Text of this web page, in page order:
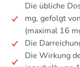
Die übliche
mg, gefolgt
(maximal 16
Die
Die Wirkung